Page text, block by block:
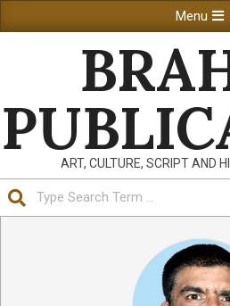
to
Navigation
Menu
ART, CULTURE, SCRIPT AND